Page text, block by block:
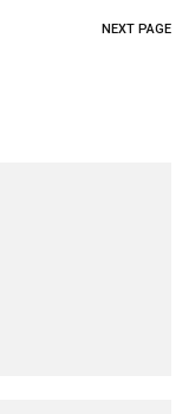
NEXT PAGE